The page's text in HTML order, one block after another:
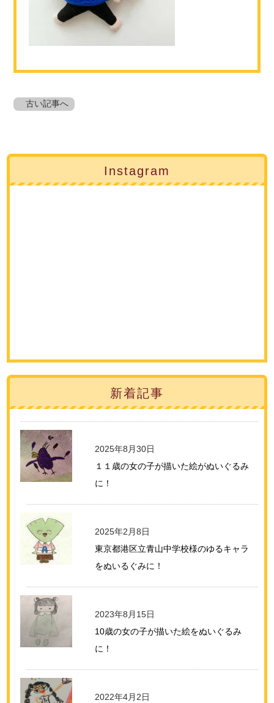
古い記事へ
Instagram
新着記事
2025年8月30日
１１歳の女の子が描いた絵がぬいぐるみ
に！
2025年2月8日
東京都港区立青山中学校様のゆるキャラ
をぬいるぐみに！
2023年8月15日
10歳の女の子が描いた絵をぬいぐるみ
に！
2022年4月2日